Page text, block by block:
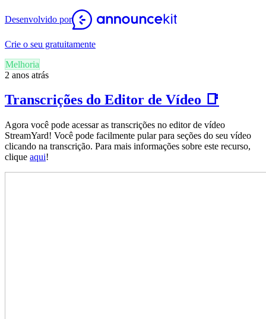
Desenvolvido por
Crie o seu gratuitamente
Melhoria
2 anos atrás
Transcrições do Editor de Vídeo 📑
Agora você pode acessar as transcrições no editor de vídeo
StreamYard! Você pode facilmente pular para seções do seu vídeo
clicando na transcrição. Para mais informações sobre este recurso,
clique aqui!